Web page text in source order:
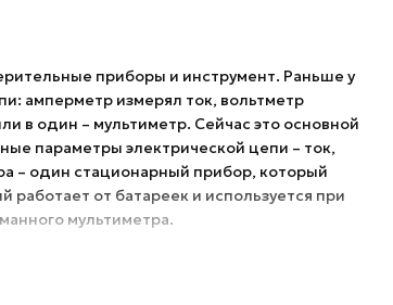
приборы и инструмент. Раньше у
амперметр измерял ток, вольтметр
в один – мультиметр. Сейчас это основной
параметры электрической цепи – ток,
– один стационарный прибор, который
от батареек и используется при
мультиметра.